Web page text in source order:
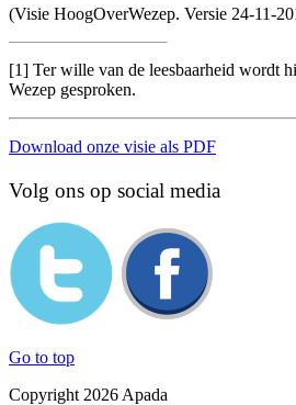
(Visie HoogOverWezep. Versie 24-11-
[1] Ter wille van de leesbaarheid wordt
Wezep gesproken.
Download onze visie als PDF
Volg ons op social media
Go to top
Copyright 2026 Apada